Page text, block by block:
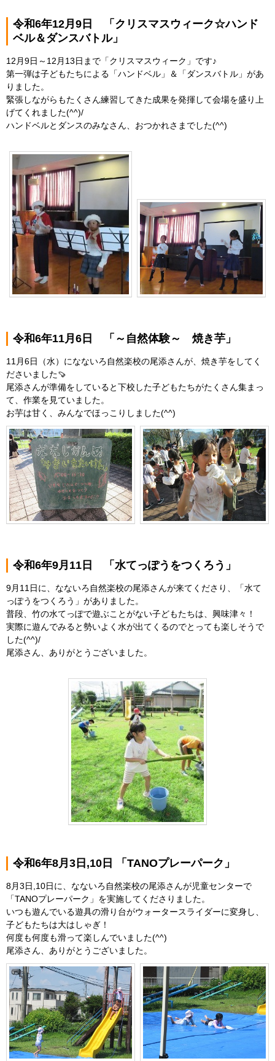
令和6年12月9日 「クリスマスウィーク☆ハンド
ベル＆ダンスバトル」
12月9日～12月13日まで「クリスマスウィーク」です♪
第一弾は子どもたちによる「ハンドベル」＆「ダンスバトル」があ
りました。
緊張しながらもたくさん練習してきた成果を発揮して会場を盛り上
げてくれました(^^)/
ハンドベルとダンスのみなさん、おつかれさまでした(^^)
令和6年11月6日 「～自然体験～ 焼き芋」
11月6日（水）になないろ自然楽校の尾添さんが、焼き芋をしてく
ださいました🍠
尾添さんが準備をしていると下校した子どもたちがたくさん集まっ
て、作業を見ていました。
お芋は甘く、みんなでほっこりしました(^^)
令和6年9月11日 「水てっぽうをつくろう」
9月11日に、なないろ自然楽校の尾添さんが来てくださり、「水て
っぽうをつくろう」がありました。
普段、竹の水てっぽで遊ぶことがない子どもたちは、興味津々！
実際に遊んでみると勢いよく水が出てくるのでとっても楽しそうで
した(^^)/
尾添さん、ありがとうございました。
令和6年8月3日,10日 「TANOプレーパーク」
8月3日,10日に、なないろ自然楽校の尾添さんが児童センターで
「TANOプレーパーク」を実施してくださりました。
いつも遊んでいる遊具の滑り台がウォータースライダーに変身し、
子どもたちは大はしゃぎ！
何度も何度も滑って楽しんでいました(^^)
尾添さん、ありがとうございました。